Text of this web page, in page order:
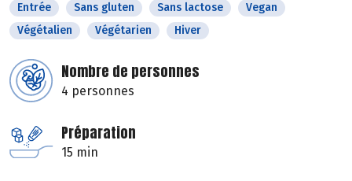
Entrée Sans gluten Sans lactose
Vegan
Végétalien
Végétarien Hiver
Nombre de personnes
4 personnes
Préparation
15 min